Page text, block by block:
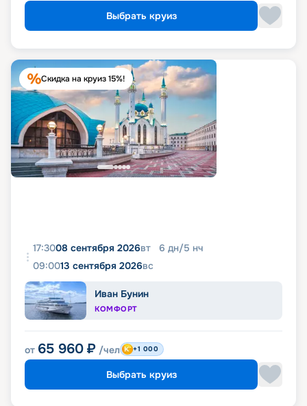
Выбрать круиз
Скидка на круиз 15%!
17:3008 сентября 2026вт 6 дн/5 нч
09:0013 сентября 2026вс
Иван Бунин
КОМФОРТ
от 65 960 ₽ /чел +1 000
Выбрать круиз